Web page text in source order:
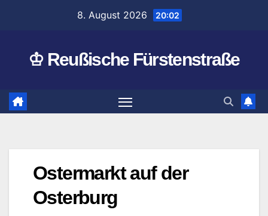
8. August 2026 20:02
♔ Reußische Fürstenstraße
Ostermarkt auf der
Osterburg